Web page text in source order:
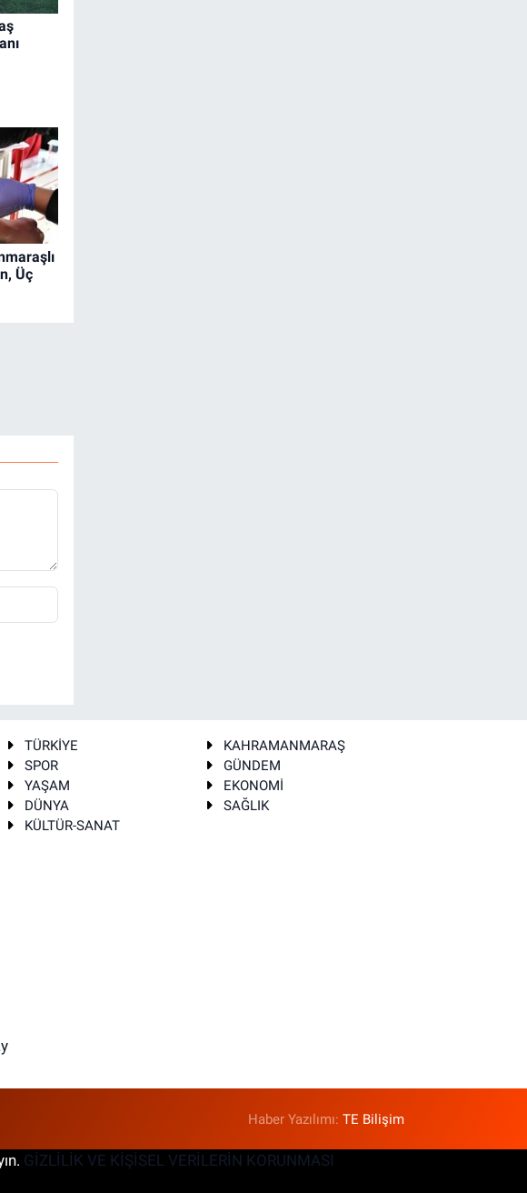
Üç
TÜRKİYE
KAHRAMANMARAŞ
SPOR
GÜNDEM
YAŞAM
EKONOMİ
DÜNYA
SAĞLIK
KÜLTÜR-SANAT
Haber Yazılımı:TE Bilişim
GİZLİLİK VE KİŞİSEL VERİLERİN KORUNMASI